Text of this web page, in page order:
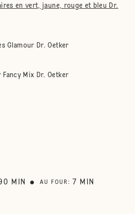
en vert, jaune, rouge et bleu Dr.
Glamour Dr. Oetker
Mix Dr. Oetker
MIN AU FOUR : 7 MIN